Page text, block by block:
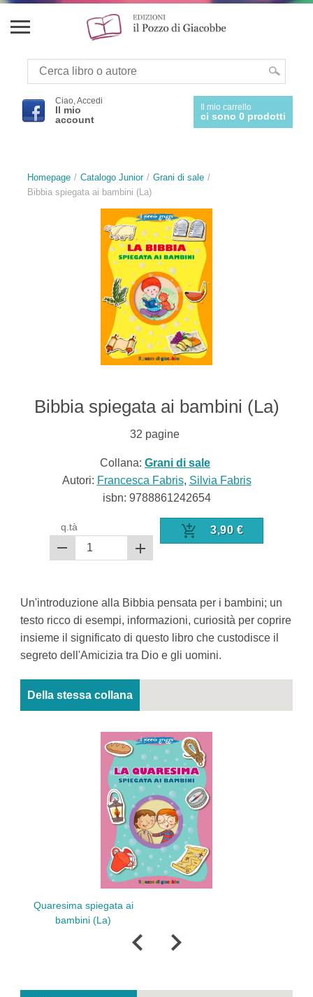
Ciao, Accedi
Il mio
account
Il mio carrello
ci sono 0 prodotti
Homepage Catalogo Junior
Grani di sale
Bibbia spiegata ai bambini (La)
Bibbia spiegata ai bambini (La)
32 pagine
Collana: Grani di sale
Autori: Francesca Fabris, Silvia Fabris
isbn: 9788861242654
q.tà 3,90 €
Un'introduzione alla Bibbia pensata per i bambini; un
testo ricco di esempi, informazioni, curiosità per coprire
insieme il significato di questo libro che custodisce il
segreto dell'Amicizia tra Dio e gli uomini.
Della stessa collana
Quaresima spiegata ai
bambini (La)